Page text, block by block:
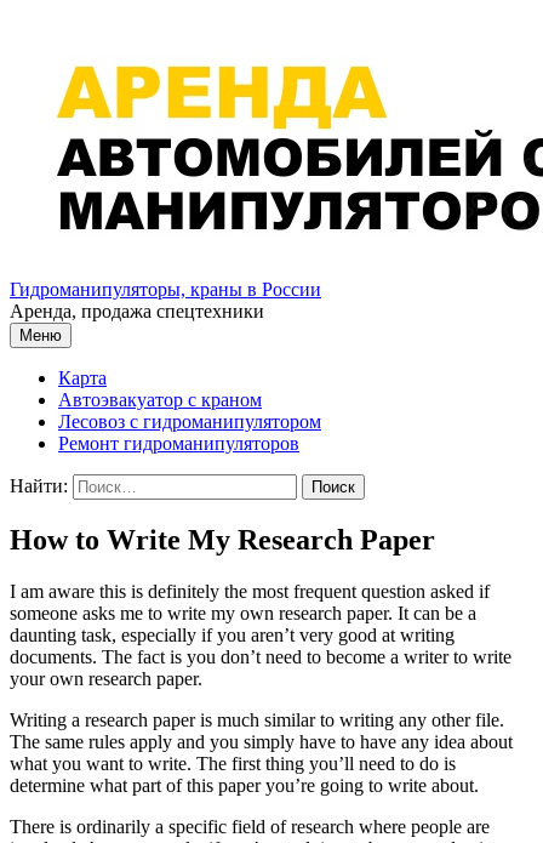
Гидроманипуляторы, краны в России
Аренда, продажа спецтехники
Меню
Карта
Автоэвакуатор с краном
Лесовоз с гидроманипулятором
Ремонт гидроманипуляторов
Найти:
How to Write My Research Paper
I am aware this is definitely the most frequent question asked if
someone asks me to write my own research paper. It can be a
daunting task, especially if you aren’t very good at writing
documents. The fact is you don’t need to become a writer to write
your own research paper.
Writing a research paper is much similar to writing any other file.
The same rules apply and you simply have to have any idea about
what you want to write. The first thing you’ll need to do is
determine what part of this paper you’re going to write about.
There is ordinarily a specific field of research where people are